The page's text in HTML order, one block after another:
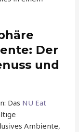
Der
und
Das NU Eat
Ambiente,